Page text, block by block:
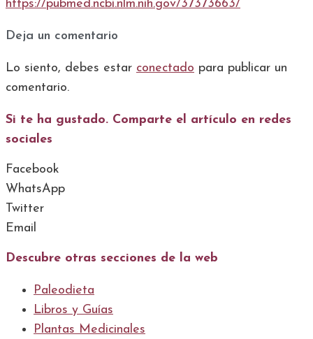
https://pubmed.ncbi.nlm.nih.gov/37373663/
Deja un comentario
Lo siento, debes estar conectado para publicar un
comentario.
Si te ha gustado. Comparte el artículo en redes
sociales
Facebook
WhatsApp
Twitter
Email
Descubre otras secciones de la web
Paleodieta
Libros y Guías
Plantas Medicinales